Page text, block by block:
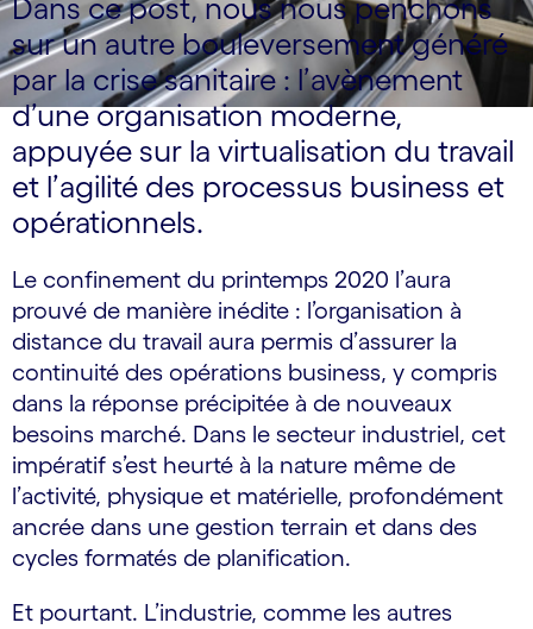
Dans ce post, nous nous penchons
sur un autre bouleversement généré
par la crise sanitaire : l’avènement
d’une organisation moderne,
appuyée sur la virtualisation du travail
et l’agilité des processus business et
opérationnels.
Le confinement du printemps 2020 l’aura
prouvé de manière inédite : l’organisation à
distance du travail aura permis d’assurer la
continuité des opérations business, y compris
dans la réponse précipitée à de nouveaux
besoins marché. Dans le secteur industriel, cet
impératif s’est heurté à la nature même de
l’activité, physique et matérielle, profondément
ancrée dans une gestion terrain et dans des
cycles formatés de planification.
Et pourtant. L’industrie, comme les autres